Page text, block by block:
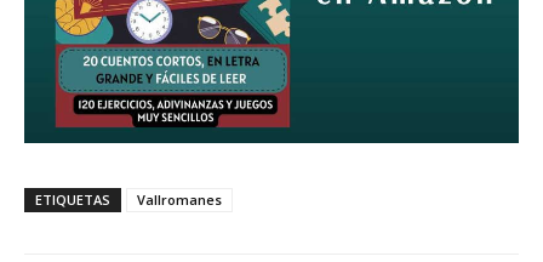
ETIQUETAS Vallromanes